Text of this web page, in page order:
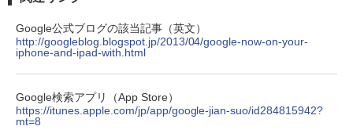
Google公式ブログの該当記事（英文）
http://googleblog.blogspot.jp/2013/04/google-now-on-your-
iphone-and-ipad-with.html
Google検索アプリ（App Store）
https://itunes.apple.com/jp/app/google-jian-suo/id284815942?
mt=8